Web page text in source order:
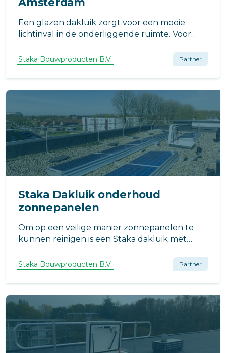
Een glazen dakluik zorgt voor een mooie
lichtinval in de onderliggende ruimte. Voor
Staka Dakluiken voor toegang tot het
dakterras een dakluik met glas geleverd.
Staka Bouwproducten B.V. Partner
Staka Dakluik onderhoud
zonnepanelen
Om op een veilige manier zonnepanelen te
kunnen reinigen is een Staka dakluik met
Staka Bouwproducten B.V. Partner